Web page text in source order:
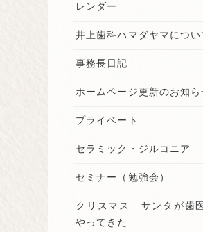
レンダー
井上歯科ハマダヤマについ
事務長日記
ホームページ更新のお知ら
プライベート
セラミック・ジルコニア
セミナー（勉強会）
クリスマス サンタが歯
やってきた